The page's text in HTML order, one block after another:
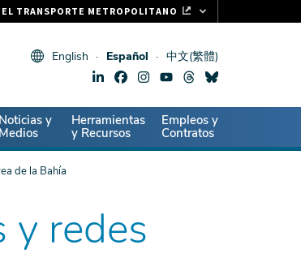
English Español 中文(繁體)
Noticias y
Medios
Herramientas
y Recursos
Empleos y
Contratos
de la Bahía
y redes
TRANSPORTE METROPOLITANO